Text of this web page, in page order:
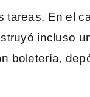
tareas. En el
incluso
boletería,